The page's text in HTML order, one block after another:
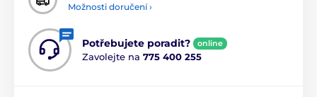
Možnosti doručení ›
Potřebujete poradit? online
Zavolejte na 775 400 255